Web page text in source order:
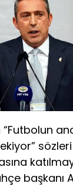
başkanı